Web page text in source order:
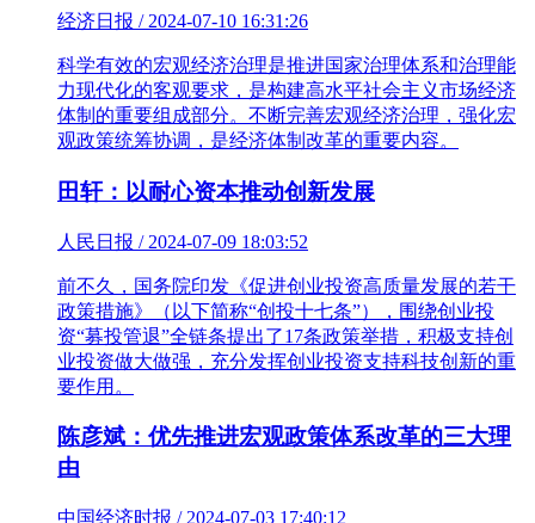
经济日报 / 2024-07-10 16:31:26
科学有效的宏观经济治理是推进国家治理体系和治理能
力现代化的客观要求，是构建高水平社会主义市场经济
体制的重要组成部分。不断完善宏观经济治理，强化宏
观政策统筹协调，是经济体制改革的重要内容。
田轩：以耐心资本推动创新发展
人民日报 / 2024-07-09 18:03:52
前不久，国务院印发《促进创业投资高质量发展的若干
政策措施》（以下简称“创投十七条”），围绕创业投
资“募投管退”全链条提出了17条政策举措，积极支持创
业投资做大做强，充分发挥创业投资支持科技创新的重
要作用。
陈彦斌：优先推进宏观政策体系改革的三大理
由
中国经济时报 / 2024-07-03 17:40:12